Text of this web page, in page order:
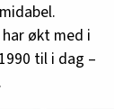
økt med i
til i dag –